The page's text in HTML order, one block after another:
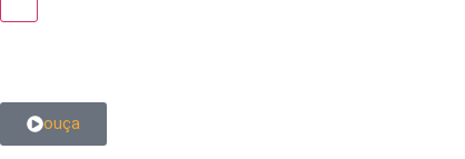
ouça